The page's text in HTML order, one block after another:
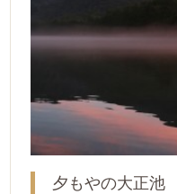
夕もやの大正池